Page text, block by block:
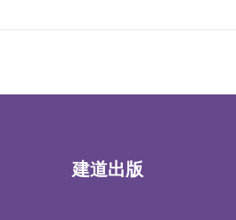
建道出版